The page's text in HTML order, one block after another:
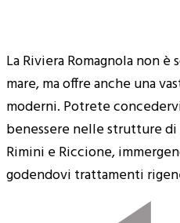
La Riviera Romagnola non
mare, ma offre anche una
moderni. Potrete
benessere nelle strutture di
Rimini e Riccione,
godendovi trattamenti